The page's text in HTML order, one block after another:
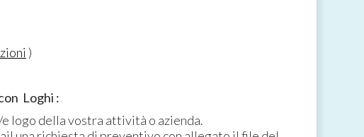
)
Loghi :
logo della vostra attività o azienda.